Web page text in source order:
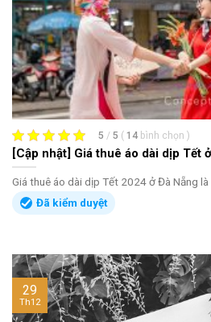
5 / 5 ( 14 bình chọn )
[Cập nhật] Giá thuê áo dài dịp Tết
Giá thuê áo dài dịp Tết 2024 ở Đà Nẵng là
Đã kiểm duyệt
29
Th12